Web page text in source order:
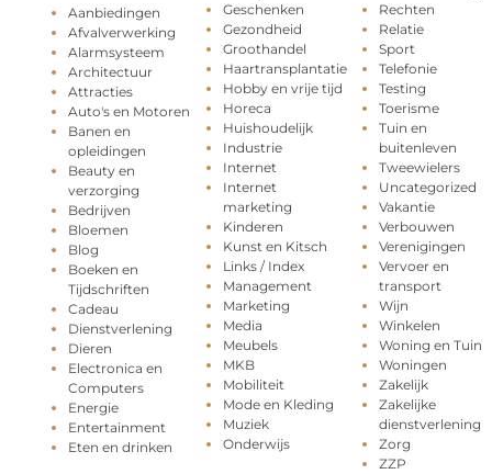
Aanbiedingen
Afvalverwerking
Alarmsysteem
Architectuur
Attracties
Auto's en Motoren
Banen en
opleidingen
Beauty en
verzorging
Bedrijven
Bloemen
Blog
Boeken en
Tijdschriften
Cadeau
Dienstverlening
Dieren
Electronica en
Computers
Energie
Entertainment
Eten en drinken
Geschenken
Gezondheid
Groothandel
Haartransplantatie
Hobby en vrije tijd
Horeca
Huishoudelijk
Industrie
Internet
Internet
marketing
Kinderen
Kunst en Kitsch
Links / Index
Management
Marketing
Media
Meubels
MKB
Mobiliteit
Mode en Kleding
Muziek
Onderwijs
Rechten
Relatie
Sport
Telefonie
Testing
Toerisme
Tuin en
buitenleven
Tweewielers
Uncategorized
Vakantie
Verbouwen
Verenigingen
Vervoer en
transport
Wijn
Winkelen
Woning en Tuin
Woningen
Zakelijk
Zakelijke
dienstverlening
Zorg
ZZP